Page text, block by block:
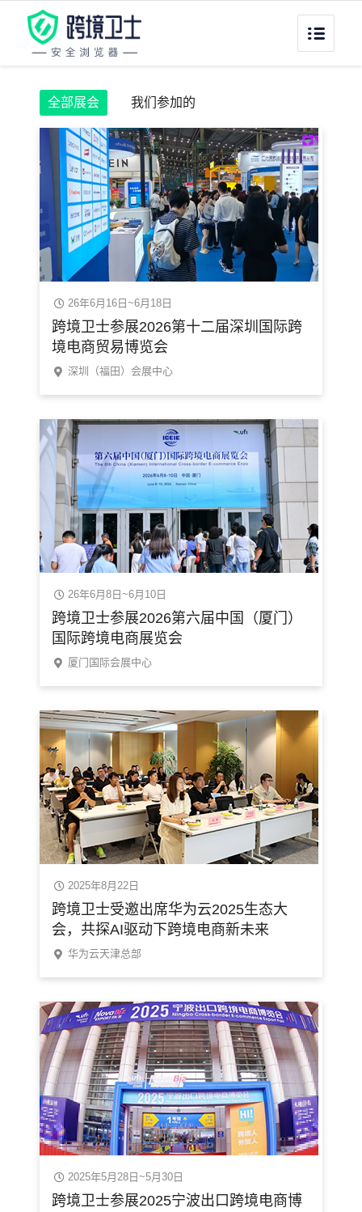
全部展会 我们参加的
26年6月16日~6月18日
跨境卫士参展2026第十二届深圳国际跨
境电商贸易博览会
深圳（福田）会展中心
26年6月8日~6月10日
跨境卫士参展2026第六届中国（厦门）
国际跨境电商展览会
厦门国际会展中心
2025年8月22日
跨境卫士受邀出席华为云2025生态大
会，共探AI驱动下跨境电商新未来
华为云天津总部
2025年5月28日~5月30日
跨境卫士参展2025宁波出口跨境电商博